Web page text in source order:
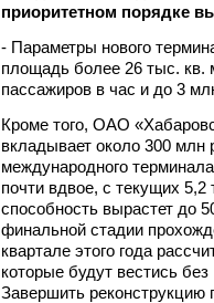
приоритетном порядке
- Параметры нового
площадь более 26 тыс. кв.
пассажиров в час и до 3
Кроме того, ОАО
вкладывает около 300 млн
международного
почти вдвое, с текущих
способность вырастет до
финальной стадии
квартале этого года
которые будут вестись
Завершить реконструкцию